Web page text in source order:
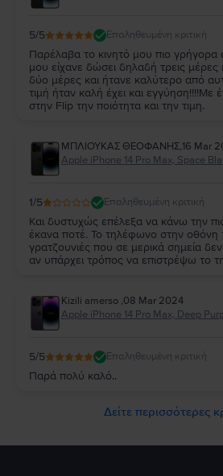
5/5 Επαληθευμένη κριτική
Παρέλαβα το κινητό μου πιο
μου είχανε δώσει δηλαδή τρεις
δύο μέρες και ήτανε καλύτερο από
τιμή ήταν καλή έχει και
στην Flip την ποιότητα και την τιμη.
ΜΠΛΙΟΥΚΑΣ ΘΕΟΦΑΝΗΣ,16 Mar
Apple iPhone 14 Pro Max, Space
1/5 Επαληθευμένη κριτική
Και δυστυχώς επέλεξα να κάνω την
έκανα ποτέ. Το τηλέφωνο στην οθόνη
γρατζουνιές που σε μερικά σημεία
αν υπάρχει τρόπος να επιστρέψω το
Kizili amerso ,08 Mar 2024
Apple iPhone 14 Pro Max, Deep
5/5 Επαληθευμένη κριτική
Παρά πολύ καλό..
Δείτε περισσότερες